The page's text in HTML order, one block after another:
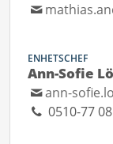
ENHETSCHEF
Ann-Sofie
ann-
0510-77